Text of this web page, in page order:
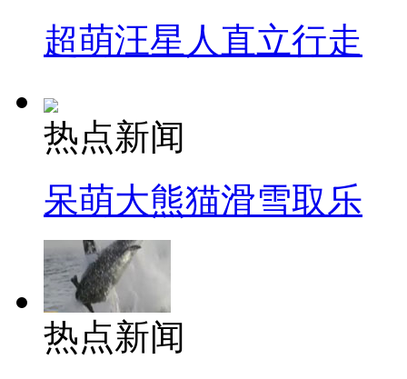
超萌汪星人直立行走
热点新闻
呆萌大熊猫滑雪取乐
热点新闻